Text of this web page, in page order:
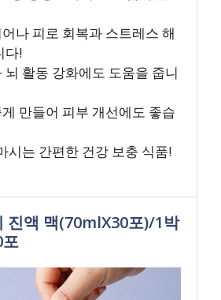
나 피로 회복과 스트레스 해
다!
뇌 활동 강화에도 도움을 줍니
만들어 피부 개선에도 좋습
시는 간편한 건강 보충 식품!
진액 맥(70mlX30포)/1박